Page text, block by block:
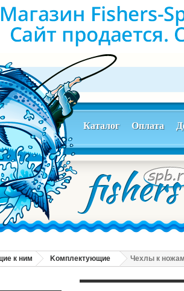
Каталог Оплата
к ним Kомплектующие Чехлы к